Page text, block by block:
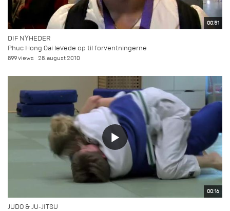
00:51
DIF NYHEDER
Phuc Hong Cai levede op til forventningerne
899 views 28. august 2010
00:16
JUDO & JU-JITSU